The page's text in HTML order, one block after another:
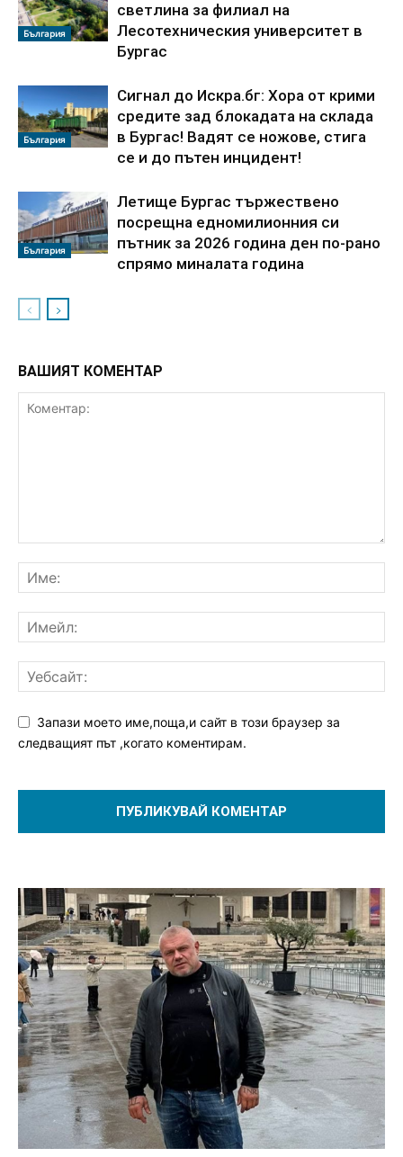
България
светлина за филиал на
Лесотехническия университет в
Бургас
България
Сигнал до Искра.бг: Хора от крими
средите зад блокадата на склада
в Бургас! Вадят се ножове, стига
се и до пътен инцидент!
България
Летище Бургас тържествено
посрещна едномилионния си
пътник за 2026 година ден по-рано
спрямо миналата година
ВАШИЯТ КОМЕНТАР
Запази моето име,поща,и сайт в този браузер за
следващият път ,когато коментирам.